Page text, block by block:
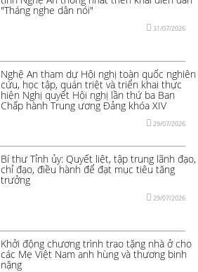
"Tháng nghe dân nói"
31/07/2026
Nghệ An tham dự Hội nghị toàn quốc nghiên
cứu, học tập, quán triệt và triển khai thực
hiện Nghị quyết Hội nghị lần thứ ba Ban
Chấp hành Trung ương Đảng khóa XIV
29/07/2026
Bí thư Tỉnh ủy: Quyết liệt, tập trung lãnh đạo,
chỉ đạo, điều hành để đạt mục tiêu tăng
trưởng
29/07/2026
Khởi động chương trình trao tặng nhà ở cho
các Mẹ Việt Nam anh hùng và thương binh
nặng